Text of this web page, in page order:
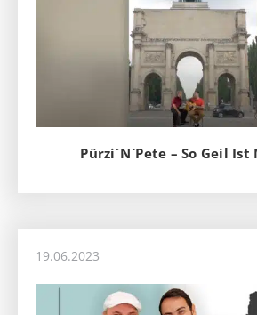
Pürzi´N`Pete – So Geil
19.06.2023